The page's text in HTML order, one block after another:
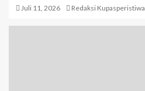
Juli 11, 2026 Redaksi Kupasperistiwa